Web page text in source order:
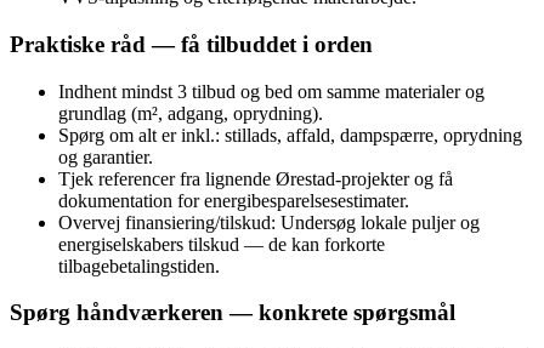
Praktiske råd — få tilbuddet i orden
Indhent mindst 3 tilbud og bed om samme materialer og
grundlag (m², adgang, oprydning).
Spørg om alt er inkl.: stillads, affald, dampspærre, oprydning
og garantier.
Tjek referencer fra lignende Ørestad‑projekter og få
dokumentation for energibesparelsesestimater.
Overvej finansiering/tilskud: Undersøg lokale puljer og
energiselskabers tilskud — de kan forkorte
tilbagebetalingstiden.
Spørg håndværkeren — konkrete spørgsmål